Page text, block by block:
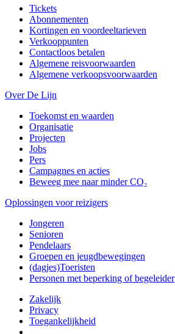
Tickets
Abonnementen
Kortingen en voordeeltarieven
Verkooppunten
Contactloos betalen
Algemene reisvoorwaarden
Algemene verkoopsvoorwaarden
Over De Lijn
Toekomst en waarden
Organisatie
Projecten
Jobs
Pers
Campagnes en acties
Beweeg mee naar minder CO₂
Oplossingen voor reizigers
Jongeren
Senioren
Pendelaars
Groepen en jeugdbewegingen
(dagjes)Toeristen
Personen met beperking of begeleider
Zakelijk
Privacy
Toegankelijkheid